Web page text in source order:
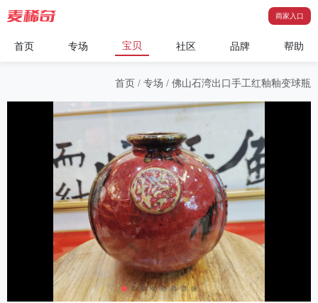
商家入口
首页 专场 宝贝 社区 品牌 帮助
首页 / 专场 / 佛山石湾出口手工红釉釉变球瓶